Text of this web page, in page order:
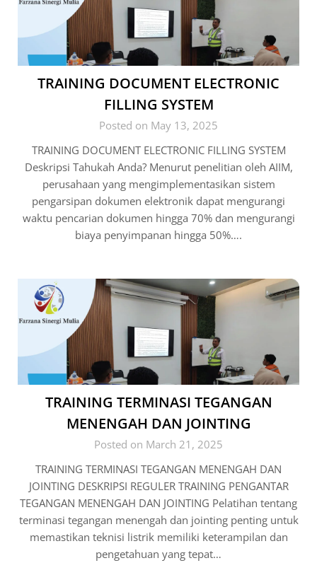
TRAINING DOCUMENT ELECTRONIC
FILLING SYSTEM
Posted on May 13, 2025
TRAINING DOCUMENT ELECTRONIC FILLING SYSTEM
Deskripsi Tahukah Anda? Menurut penelitian oleh AIIM,
perusahaan yang mengimplementasikan sistem
pengarsipan dokumen elektronik dapat mengurangi
waktu pencarian dokumen hingga 70% dan mengurangi
biaya penyimpanan hingga 50%….
TRAINING TERMINASI TEGANGAN
MENENGAH DAN JOINTING
Posted on March 21, 2025
TRAINING TERMINASI TEGANGAN MENENGAH DAN
JOINTING DESKRIPSI REGULER TRAINING PENGANTAR
TEGANGAN MENENGAH DAN JOINTING Pelatihan tentang
terminasi tegangan menengah dan jointing penting untuk
memastikan teknisi listrik memiliki keterampilan dan
pengetahuan yang tepat…